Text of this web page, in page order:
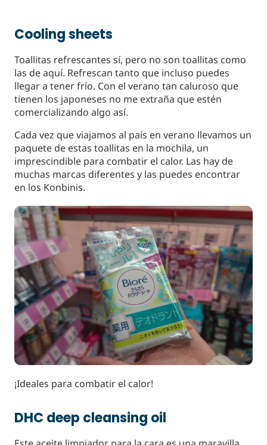
Cooling sheets
Toallitas refrescantes sí, pero no son toallitas como
las de aquí. Refrescan tanto que incluso puedes
llegar a tener frío. Con el verano tan caluroso que
tienen los japoneses no me extraña que estén
comercializando algo así.
Cada vez que viajamos al país en verano llevamos un
paquete de estas toallitas en la mochila, un
imprescindible para combatir el calor. Las hay de
muchas marcas diferentes y las puedes encontrar
en los Konbinis.
¡Ideales para combatir el calor!
DHC deep cleansing oil